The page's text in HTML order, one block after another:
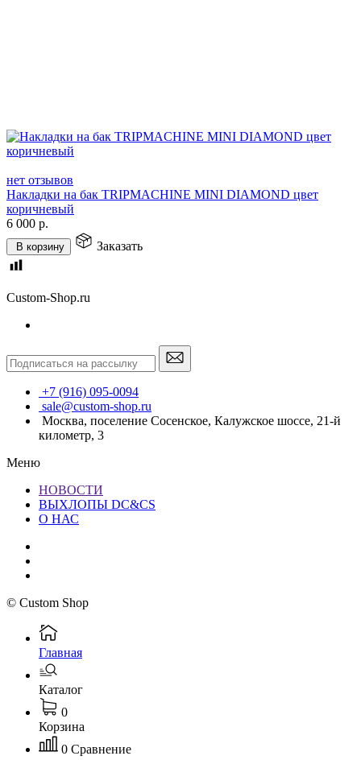
нет отзывов
Накладки на бак TRIPMACHINE MINI DIAMOND цвет
коричневый
6 000 р.
В корзину Заказать
Custom-Shop.ru
+7 (916) 095-0094
sale@custom-shop.ru
Москва, поселение Сосенское, Калужское шоссе, 21-й
километр, 3
Меню
НОВОСТИ
ВЫХЛОПЫ DC&CS
О НАС
© Custom Shop
Главная
Каталог
0
Корзина
0 Сравнение